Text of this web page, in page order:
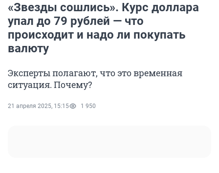
«Звезды сошлись». Курс доллара
упал до 79 рублей — что
происходит и надо ли покупать
валюту
Эксперты полагают, что это временная
ситуация. Почему?
21 апреля 2025, 15:15 1 950